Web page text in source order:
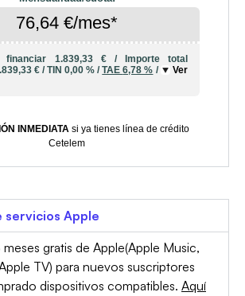
76,64 €/mes*
financiar 1.839,33 € /
Importe total
€/TIN 0,00 % /TAE6,78 % /
Ver
INMEDIATA si ya tienes línea de crédito
Cetelem
servicios Apple
gratis de Apple(Apple Music,
TV) para nuevos suscriptores
dispositivos compatibles. Aquí